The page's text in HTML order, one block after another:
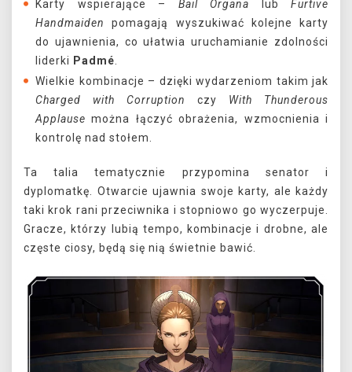
Karty wspierające – Bail Organa lub Furtive
Handmaiden
pomagają wyszukiwać kolejne karty
do ujawnienia, co ułatwia uruchamianie zdolności
liderki Padmé
Wielkie kombinacje – dzięki wydarzeniom takim jak
Charged with Corruption
czy With Thunderous
Applause można łączyć obrażenia, wzmocnienia i
kontrolę nad stołem.
Ta talia tematycznie przypomina senator i
dyplomatkę. Otwarcie ujawnia swoje karty, ale każdy
taki krok rani przeciwnika i stopniowo go wyczerpuje.
Gracze, którzy lubią tempo, kombinacje i drobne, ale
częste ciosy, będą się nią świetnie bawić.